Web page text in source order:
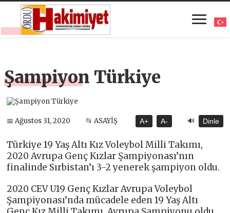
Şampiyon Türkiye
📅 Ağustos 31, 2020 📂 ASAYİŞ A+ A- 🔊 Dinle
Türkiye 19 Yaş Altı Kız Voleybol Milli Takımı,
2020 Avrupa Genç Kızlar Şampiyonası’nın
finalinde Sırbistan’ı 3-2 yenerek şampiyon oldu.
2020 CEV U19 Genç Kızlar Avrupa Voleybol
Şampiyonası’nda mücadele eden 19 Yaş Altı